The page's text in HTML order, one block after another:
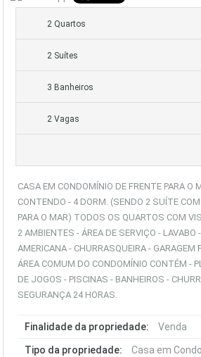
2 Quartos
2 Suítes
3 Banheiros
2 Vagas
CASA EM CONDOMÍNIO DE FRENTE PARA O
CONTENDO - 4 DORM. (SENDO 2 SUÍTE
PARA O MAR) TODOS OS QUARTOS COM
2 AMBIENTES - ÁREA DE SERVIÇO - LAVABO
AMERICANA - CHURRASQUEIRA - GARAGEM
ÁREA COMUM DO CONDOMÍNIO CONTÉM -
DE JOGOS - PISCINAS - BANHEIROS -
SEGURANÇA 24 HORAS.
Finalidade da propriedade: Venda
Tipo da propriedade:
Casa em